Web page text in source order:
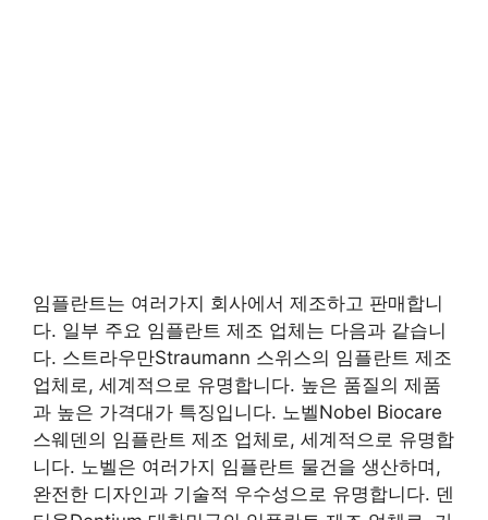
임플란트는 여러가지 회사에서 제조하고 판매합니
다. 일부 주요 임플란트 제조 업체는 다음과 같습니
다. 스트라우만Straumann 스위스의 임플란트 제조
업체로, 세계적으로 유명합니다. 높은 품질의 제품
과 높은 가격대가 특징입니다. 노벨Nobel Biocare
스웨덴의 임플란트 제조 업체로, 세계적으로 유명합
니다. 노벨은 여러가지 임플란트 물건을 생산하며,
완전한 디자인과 기술적 우수성으로 유명합니다. 덴